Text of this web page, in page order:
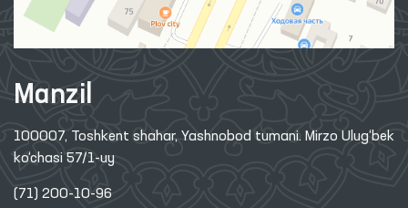
Manzil
100007, Toshkent shahar, Yashnobod tumani. Mirzo Ulug‘bek
ko‘chasi 57/1-uy
(71) 200-10-96